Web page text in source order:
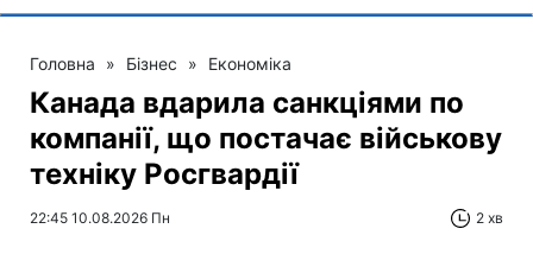
Головна » Бізнес » Економіка
Канада вдарила санкціями по
компанії, що постачає військову
техніку Росгвардії
22:45 10.08.2026 Пн 2 хв